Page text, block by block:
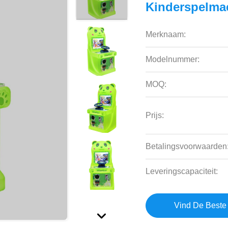
Merknaam:
Modelnummer:
MOQ:
Prijs:
Leveringscapaciteit:
Vind De